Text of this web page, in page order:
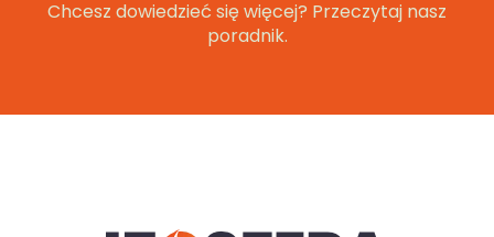
Chcesz dowiedzieć się więcej? Przeczytaj nasz
poradnik.